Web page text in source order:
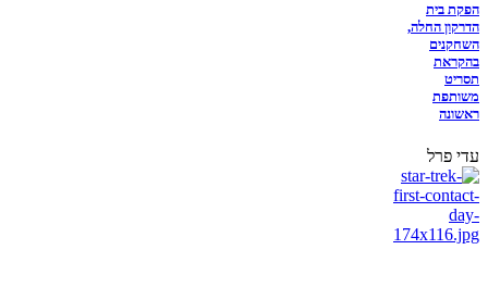
הפקת בית
הדרקון החלה,
השחקנים
בהקראת
תסריט
משותפת
ראשונה
עדי פרל